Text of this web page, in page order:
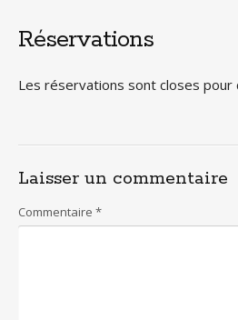
Réservations
Les réservations sont closes pour
Laisser un commentaire
Commentaire *